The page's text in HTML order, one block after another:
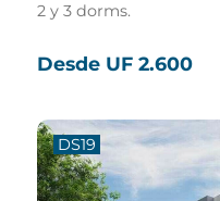
2 y 3 dorms.
Desde UF 2.600
DS19